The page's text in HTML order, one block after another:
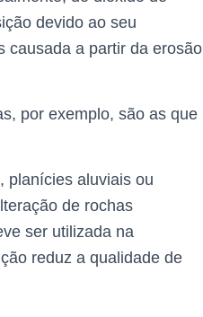
devido ao seu
causada a partir da erosão
por exemplo, são as que
planícies aluviais ou
de rochas
ser utilizada na
reduz a qualidade de